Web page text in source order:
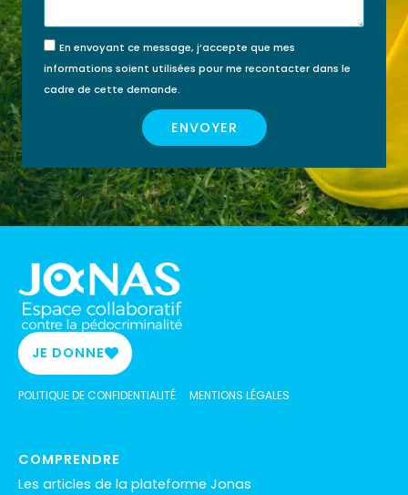
En envoyant ce message, j’accepte que mes
informations soient utilisées pour me recontacter dans le
cadre de cette demande.
ENVOYER
JE DONNE
POLITIQUE DE CONFIDENTIALITÉ MENTIONS LÉGALES
COMPRENDRE
Les articles de la plateforme Jonas